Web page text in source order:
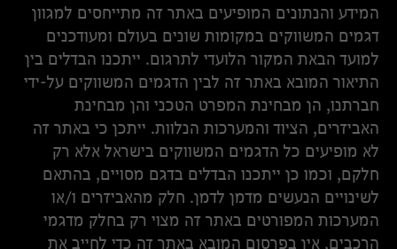
המידע והנתונים המופיעים באתר זה מתייחסים למגוון
דגמים המשווקים במקומות שונים בעולם ומעודכנים
למועד הבאת המקור הלועדי לתרגום. ייתכנו הבדלים בין
התיאור המובא באתר זה לבין הדגמים המשווקים על-ידי
חברתנו, הן מבחינת המפרט הטכני והן מבחינת
האביזרים, הציוד והמערכות הנלוות. ייתכן כי באתר זה
לא מופיעים כל הדגמים המשווקים בישראל אלא רק
חלקם, וכמו כן ייתכנו הבדלים בדגם מסויים, בהתאם
לשינויים הנעשים מדמן לדמן. חלק מהאביזרים ו/או
המערכות המפורטים באתר זה מצוי רק בחלק מדגמי
הרכבים, אין בפרסום המובא באתר זה כדי לחייב את